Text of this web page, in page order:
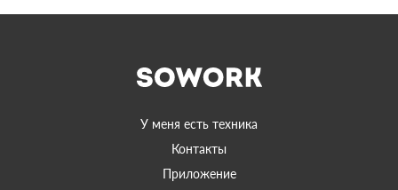
У меня есть техника
Контакты
Приложение